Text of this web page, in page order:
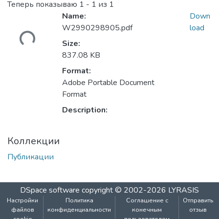
Теперь показываю 1 - 1 из 1
Name:
W2990298905.pdf
Size:
837.08 KB
Format:
Adobe Portable Document
Format
Description:
Down
load
Коллекции
Публикации
DSpace software copyright © 2002-2026 LYRASIS
Настройки
файлов
Политика
конфиденциальности
Соглашение с
конечным
Отправить
отзыв